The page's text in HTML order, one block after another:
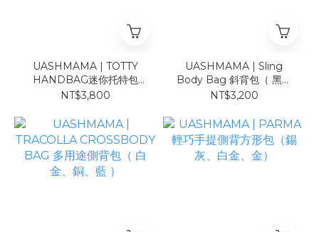
UASHMAMA | TOTTY
HANDBAG迷你托特包
（灰、橄欖、深灰 ）
NT$3,800
UASHMAMA | Sling
Body Bag 斜背包（ 黑、
錫灰、白金、銅、亮黑 ）
NT$3,200